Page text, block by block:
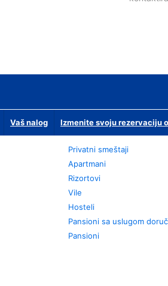
Vaš nalog Izmenite svoju rezervaciju
Privatni smeštaji
Apartmani
Rizortovi
Vile
Hosteli
Pansioni sa uslugom
Pansioni